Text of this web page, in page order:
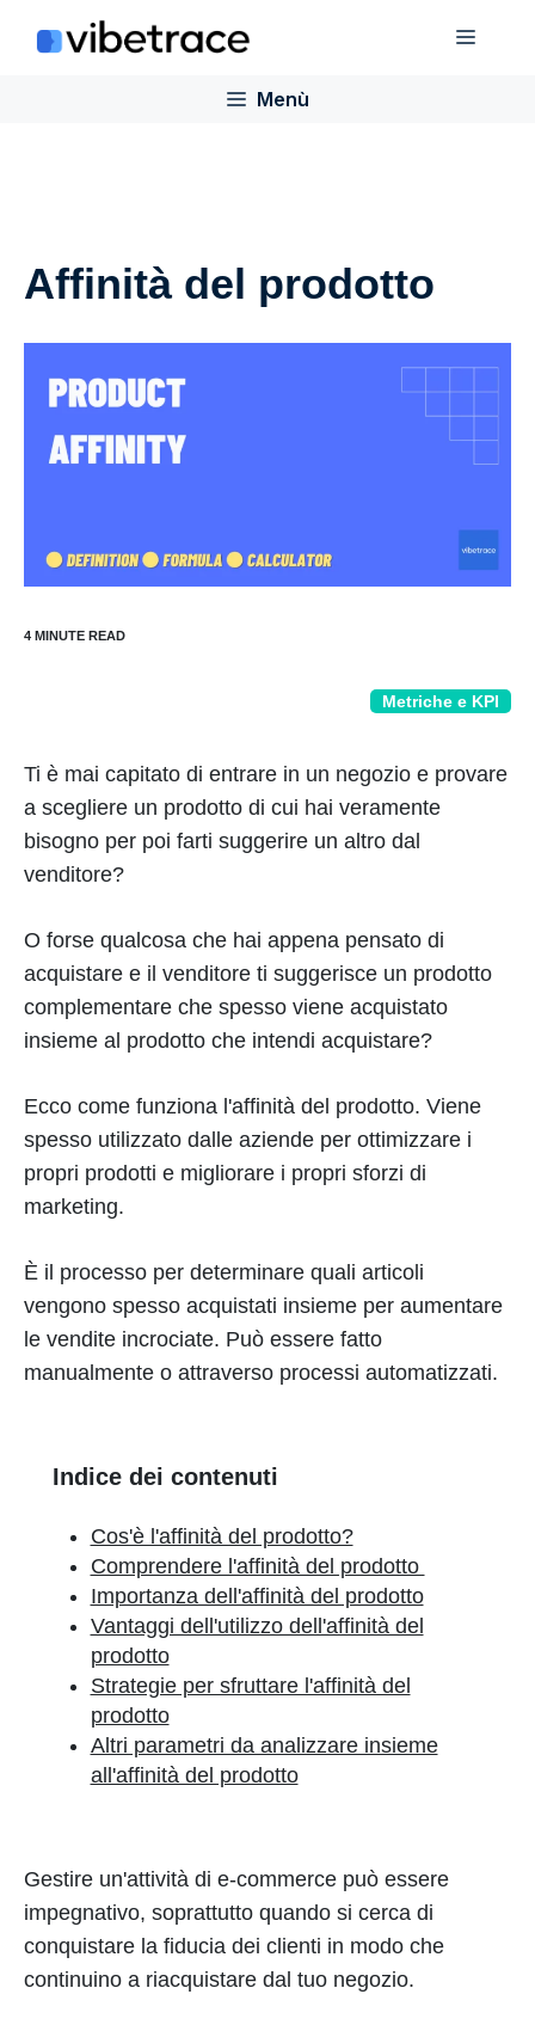
Menù
Menù
Affinità del prodotto
Metriche e KPI
Ti è mai capitato di entrare in un negozio e provare
a scegliere un prodotto di cui hai veramente
bisogno per poi farti suggerire un altro dal
venditore?
O forse qualcosa che hai appena pensato di
acquistare e il venditore ti suggerisce un prodotto
complementare che spesso viene acquistato
insieme al prodotto che intendi acquistare?
Ecco come funziona l'affinità del prodotto. Viene
spesso utilizzato dalle aziende per ottimizzare i
propri prodotti e migliorare i propri sforzi di
marketing.
È il processo per determinare quali articoli
vengono spesso acquistati insieme per aumentare
le vendite incrociate. Può essere fatto
manualmente o attraverso processi automatizzati.
Indice dei contenuti
Cos'è l'affinità del prodotto?
Comprendere l'affinità del prodotto
Importanza dell'affinità del prodotto
Vantaggi dell'utilizzo dell'affinità del
prodotto
Strategie per sfruttare l'affinità del
prodotto
Altri parametri da analizzare insieme
all'affinità del prodotto
Gestire un'attività di e-commerce può essere
impegnativo, soprattutto quando si cerca di
conquistare la fiducia dei clienti in modo che
continuino a riacquistare dal tuo negozio.